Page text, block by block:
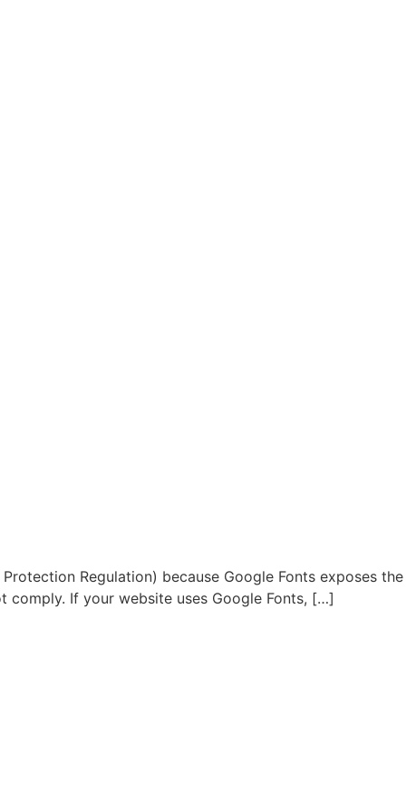
Regulation) because Google Fonts exposes the
comply. If your website uses Google Fonts, […]